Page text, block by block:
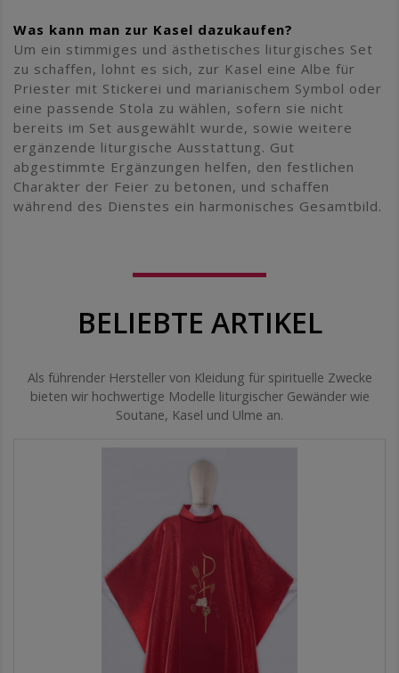
Was kann man zur Kasel dazukaufen?
Um ein stimmiges und ästhetisches liturgisches Set
zu schaffen, lohnt es sich, zur Kasel eine Albe für
Priester mit Stickerei und marianischem Symbol oder
eine passende Stola zu wählen, sofern sie nicht
bereits im Set ausgewählt wurde, sowie weitere
ergänzende liturgische Ausstattung. Gut
abgestimmte Ergänzungen helfen, den festlichen
Charakter der Feier zu betonen, und schaffen
während des Dienstes ein harmonisches Gesamtbild.
BELIEBTE ARTIKEL
Als führender Hersteller von Kleidung für spirituelle Zwecke
bieten wir hochwertige Modelle liturgischer Gewänder wie
Soutane, Kasel und Ulme an.